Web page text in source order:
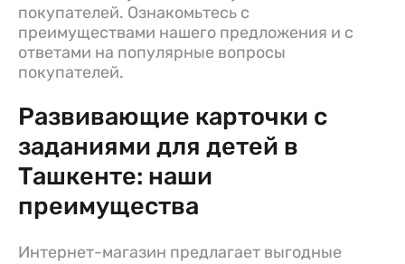
покупателей. Ознакомьтесь с
преимуществами нашего предложения и с
ответами на популярные вопросы
покупателей.
Развивающие карточки с
заданиями для детей в
Ташкенте: наши
преимущества
Интернет-магазин предлагает выгодные